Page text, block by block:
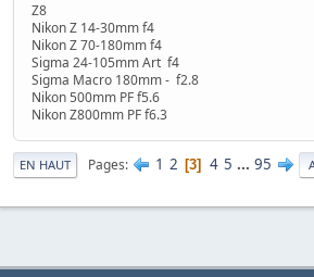
Z8
Nikon Z 14-30mm f4
Nikon Z 70-180mm f4
Sigma 24-105mm Art f4
Sigma Macro 180mm - f2.8
Nikon 500mm PF f5.6
Nikon Z800mm PF f6.3
EN HAUT Pages 1 2 3 4 5 ... 95